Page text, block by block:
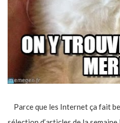
Parce que les Internet ça fait